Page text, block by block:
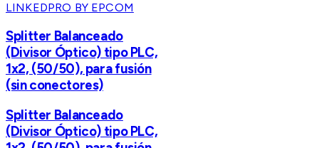
LINKEDPRO BY EPCOM
Splitter Balanceado
(Divisor Óptico) tipo PLC,
1x2, (50/50), para fusión
(sin conectores)
Splitter Balanceado
(Divisor Óptico) tipo PLC,